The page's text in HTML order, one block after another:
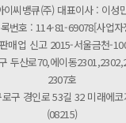
이씨뱅큐(주) 대표이사 : 이성
번호 : 114-81-69078[사업자
매업 신고 2015-서울금천-
두산로70,에이동
2307호
구 경인로 53길 32 미래에
(08215)